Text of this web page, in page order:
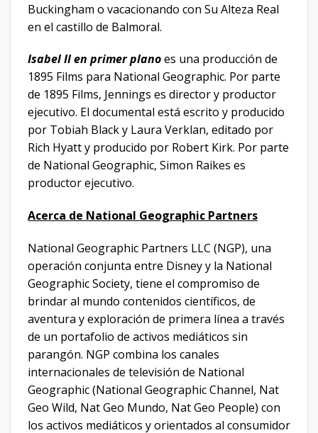
Buckingham o vacacionando con Su Alteza Real
en el castillo de Balmoral.
Isabel II en primer planoes una producción de
1895 Films para National Geographic. Por parte
de 1895 Films, Jennings es director y productor
ejecutivo. El documental está escrito y producido
por Tobiah Black y Laura Verklan, editado por
Rich Hyatt y producido por Robert Kirk. Por parte
de National Geographic, Simon Raikes es
productor ejecutivo.
Acerca de National Geographic Partners
National Geographic Partners LLC (NGP), una
operación conjunta entre Disney y la National
Geographic Society, tiene el compromiso de
brindar al mundo contenidos científicos, de
aventura y exploración de primera línea a través
de un portafolio de activos mediáticos sin
parangón. NGP combina los canales
internacionales de televisión de National
Geographic (National Geographic Channel, Nat
Geo Wild, Nat Geo Mundo, Nat Geo People) con
los activos mediáticos y orientados al consumidor